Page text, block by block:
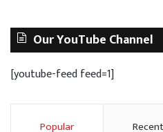
Our YouTube Channel
[youtube-feed feed=1]
Popular Recent